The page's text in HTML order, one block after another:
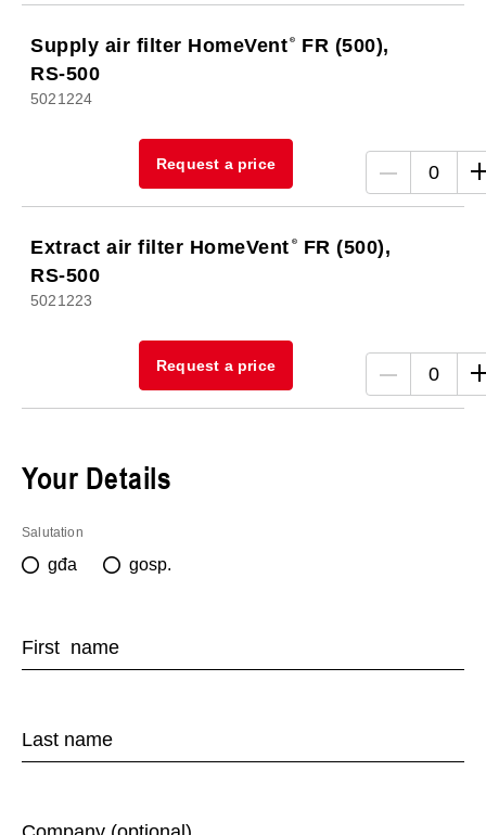
Supply air filter HomeVent
FR (500),
RS-500
5021224
Request a price 0
Extract air filter HomeVent
FR (500),
RS-500
5021223
Request a price 0
Your Details
Salutation
gđa gosp.